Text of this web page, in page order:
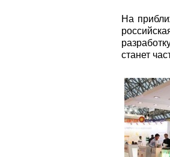
На
станет